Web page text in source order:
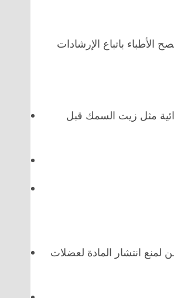
باتباع الإرشادات
مثل زيت السمك قبل
أو النوم لمدة 4 ساعات بعد الحقن لمنع انتشار المادة لعضلات